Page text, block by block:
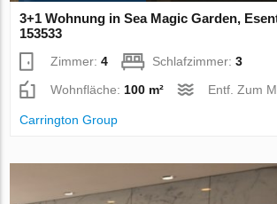
3+1 Wohnung in Sea Magic Garden,
153533
Zimmer:4 Schlafzimmer:3
Wohnfläche: 100 m² Entf. Zum
Carrington Group